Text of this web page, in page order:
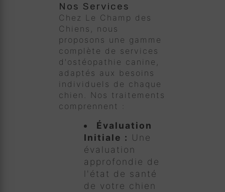
Nos Services
Chez Le Champ des
Chiens, nous
proposons une gamme
complète de services
d'ostéopathie canine,
adaptés aux besoins
individuels de chaque
chien. Nos traitements
comprennent :
Évaluation
Initiale : Une
évaluation
approfondie de
l'état de santé
de votre chien